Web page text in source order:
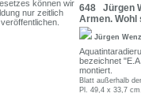
648 Jürgen
Armen. Wohl
Jürgen
bezeichnet
montiert.
Blatt außerhalb
Pl. 49,4 x 33,7